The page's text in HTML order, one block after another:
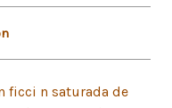
ficci n saturada de